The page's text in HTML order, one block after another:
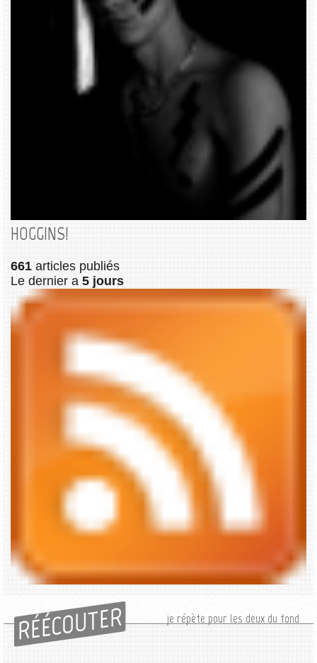
HOGGINS!
661 articles publiés
Le dernier a 5 jours
RÉÉCOUTER je répète pour les deux du fond